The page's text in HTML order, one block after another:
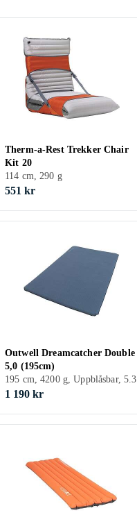
Therm-a-Rest Trekker Chair
Kit 20
114 cm, 290 g
551 kr
Outwell Dreamcatcher Double
5,0 (195cm)
195 cm, 4200 g, Uppblåsbar, 5.3
1 190 kr